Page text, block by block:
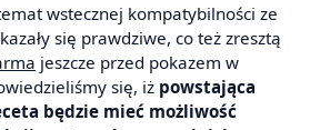
wstecznej kompatybilności ze
się prawdziwe, co też zresztą
jeszcze przed pokazem w
się, iż powstająca
będzie mieć możliwość